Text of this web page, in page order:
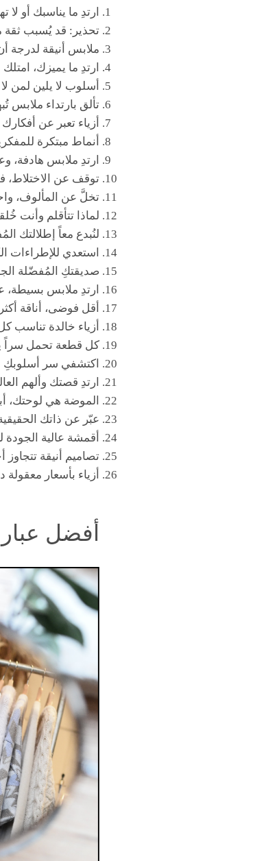
ارتدِ ما يناسبك أو لا
تحذير: قد يُسبب
ملابس أنيقة لدرجة
ارتدِ ما يميزك،
أسلوب لا يلين لمن
تألق بارتداء ملابس
أزياء تعبر عن
أنماط مبتكرة
ارتدِ ملابس هادفة،
توقف عن الاختلاط،
تخلَّ عن المألوف،
لماذا تتأقلم وأنت
لنُبدع معاً إطلالتك
استعدي للإطراءات
صديقتكِ المُفضّلة
ارتدِ ملابس
أقل فوضى، أناقة
أزياء خالدة تناسب
كل قطعة تحمل سراً
اكتشفي سر أسلوبكِ
ارتدِ قصتك وألهم
الموضة هي لوحتك،
عبّر عن ذاتك
أقمشة عالية الجودة
تصاميم أنيقة
أزياء بأسعار
أفضل